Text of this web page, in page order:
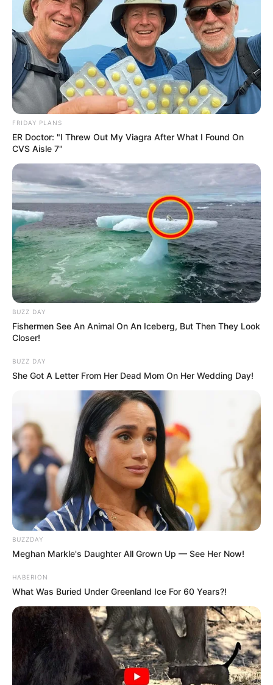
FRIDAY PLANS
ER Doctor: "I Threw Out My Viagra After What I Found On
CVS Aisle 7"
BUZZ DAY
Fishermen See An Animal On An Iceberg, But Then They Look
Closer!
BUZZ DAY
She Got A Letter From Her Dead Mom On Her Wedding Day!
BUZZDAY
Meghan Markle's Daughter All Grown Up — See Her Now!
HABERION
What Was Buried Under Greenland Ice For 60 Years?!